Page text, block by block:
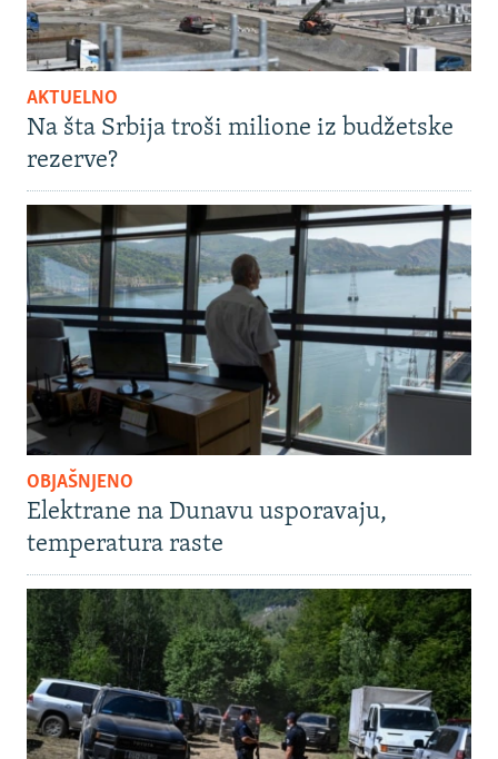
AKTUELNO
Na šta Srbija troši milione iz budžetske
rezerve?
OBJAŠNJENO
Elektrane na Dunavu usporavaju,
temperatura raste